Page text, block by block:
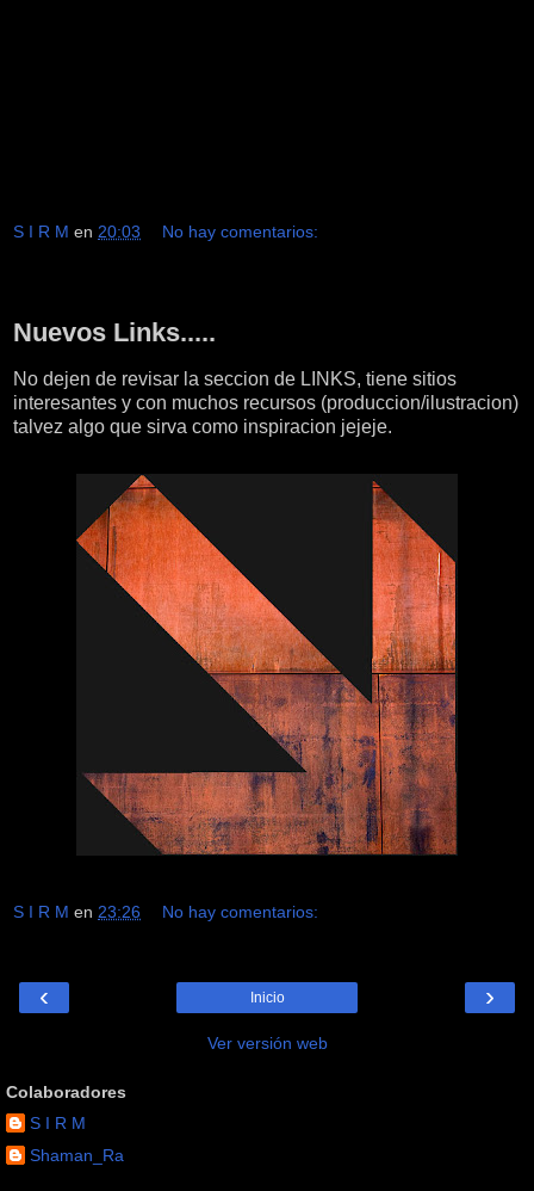
S I R M en 20:03 No hay comentarios:
Nuevos Links.....
No dejen de revisar la seccion de LINKS, tiene sitios
interesantes y con muchos recursos (produccion/ilustracion)
talvez algo que sirva como inspiracion jejeje.
S I R M en 23:26 No hay comentarios:
‹ ›
Inicio
Ver versión web
Colaboradores
S I R M
Shaman_Ra